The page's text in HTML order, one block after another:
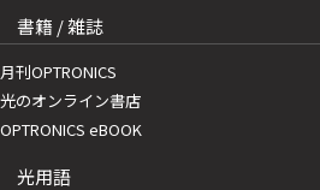
書籍 / 雑誌
月刊OPTRONICS
光のオンライン書店
OPTRONICS eBOOK
光用語